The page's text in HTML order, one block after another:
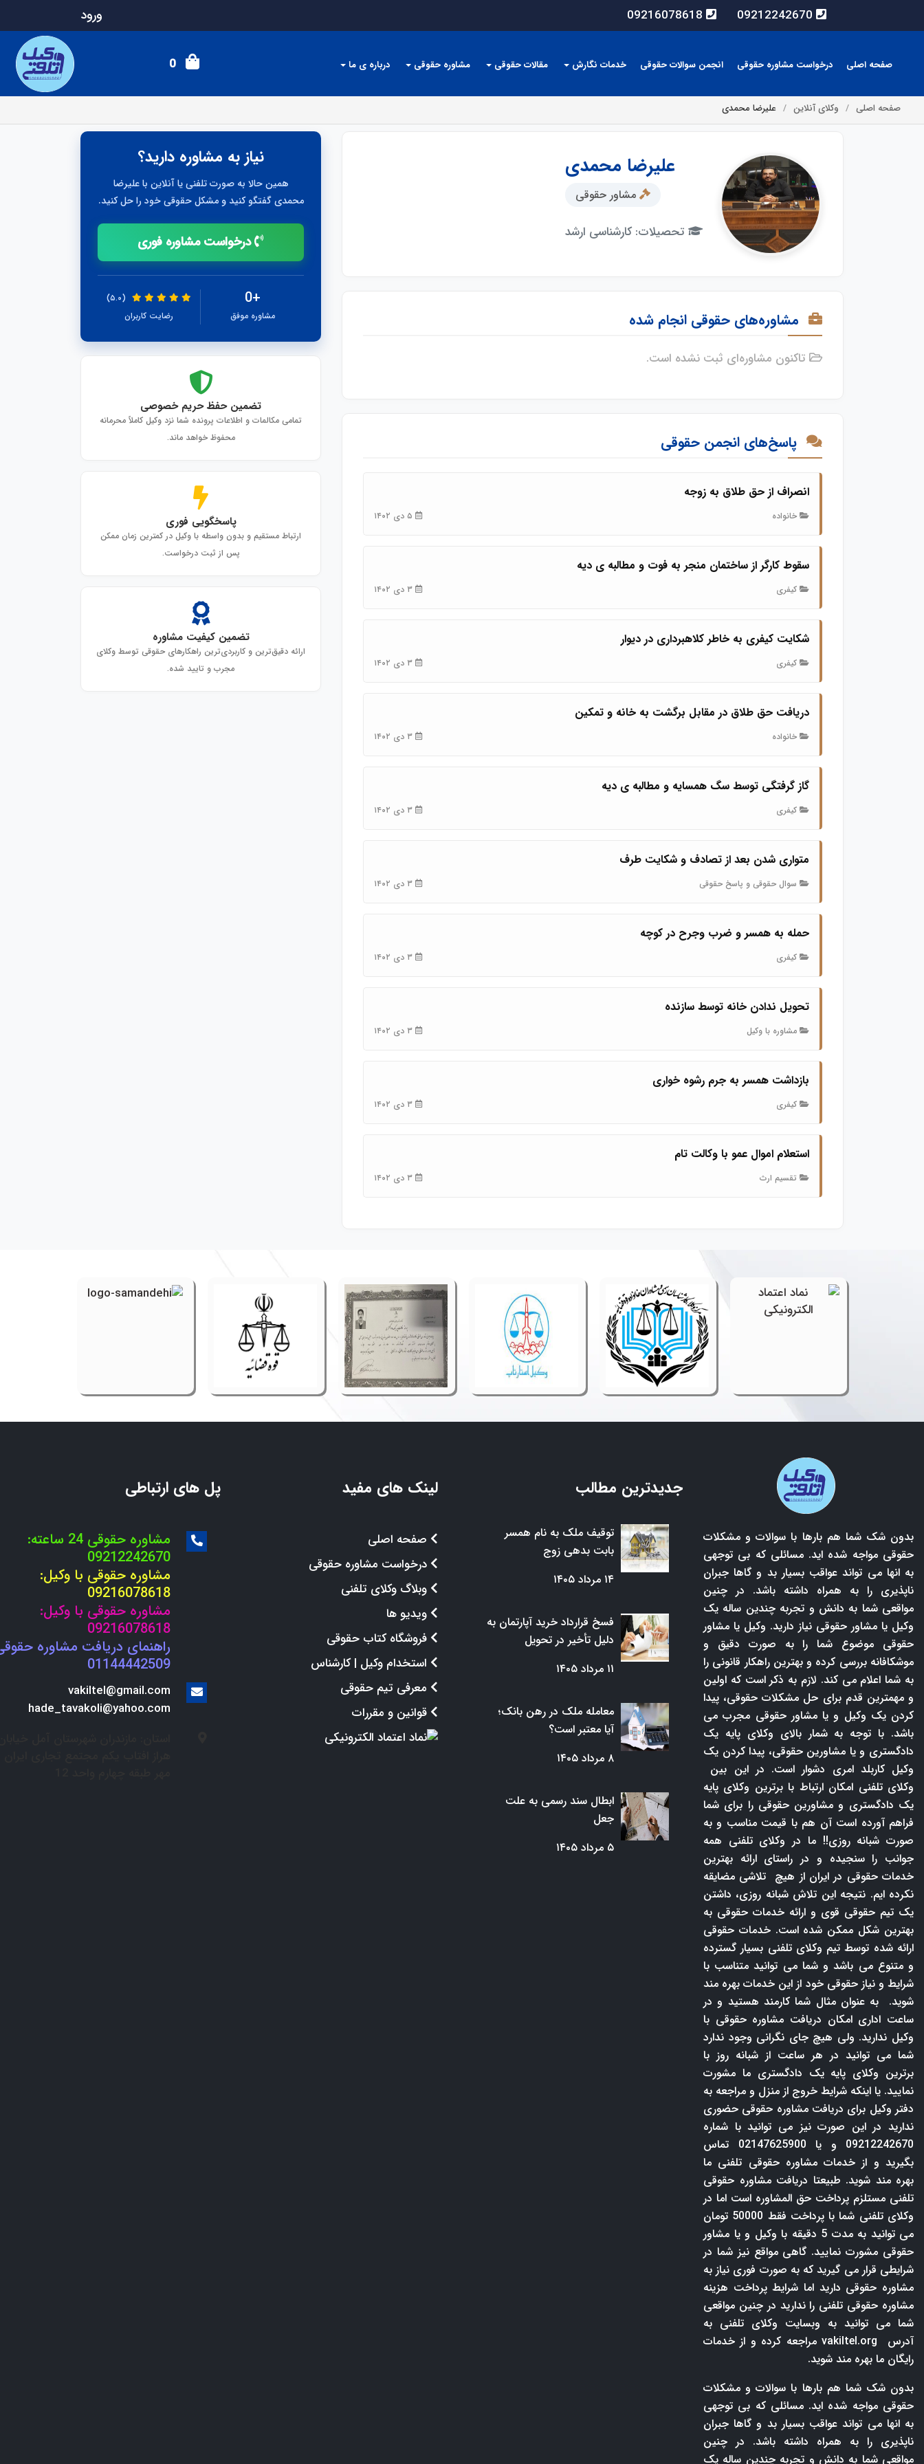
09212242670
09216078618 ورود
صفحه اصلی درخواست مشاوره حقوقی انجمن سوالات حقوقی خدمات نگارش مقالات حقوقی مشاوره حقوقی درباره ی ما 0
صفحه اصلی وکلای آنلاین علیرضا محمدی
علیرضا محمدی
مشاور حقوقی
تحصیلات: کارشناسی ارشد
مشاوره‌های حقوقی انجام شده
تاکنون مشاوره‌ای ثبت نشده است.
پاسخ‌های انجمن حقوقی
انصراف از حق طلاق به زوجه
خانواده
سقوط کارگر از ساختمان منجر به فوت و مطالبه ی دیه
کیفری
شکایت کیفری به خاطر کلاهبرداری در دیوار
کیفری
دریافت حق طلاق در مقابل برگشت به خانه و تمکین
خانواده
گاز گرفتگی توسط سگ همسایه و مطالبه ی دیه
کیفری
متواری شدن بعد از تصادف و شکایت طرف
سوال حقوقی و پاسخ حقوقی
حمله به همسر و ضرب وجرح در کوچه
کیفری
تحویل ندادن خانه توسط سازنده
مشاوره با وکیل
بازداشت همسر به جرم رشوه خواری
کیفری
استعلام اموال عمو با وکالت تام
تقسیم ارث
نیاز به مشاوره دارید؟
همین حالا به صورت تلفنی یا آنلاین با علیرضا
محمدی گفتگو کنید و مشکل حقوقی خود را حل کنید.
درخواست مشاوره فوری
+0
مشاوره موفق
(۵.۰)
رضایت کاربران
تضمین حفظ حریم خصوصی
تمامی مکالمات و اطلاعات پرونده شما نزد وکیل کاملاً محرمانه
محفوظ خواهد ماند.
پاسخگویی فوری
ارتباط مستقیم و بدون واسطه با وکیل در کمترین زمان ممکن
پس از ثبت درخواست.
تضمین کیفیت مشاوره
ارائه دقیق‌ترین و کاربردی‌ترین راهکارهای حقوقی توسط وکلای
مجرب و تایید شده.
بدون شک شما هم بارها با سوالات و مشکلات
حقوقی مواجه شده اید. مسائلی که بی توجهی
به انها می تواند عواقب بسیار بد و گاها جبران
ناپذیری را به همراه داشته باشد. در چنین
مواقعی شما به دانش و تجربه چندین ساله یک
وکیل یا مشاور حقوقی نیاز دارید. وکیل یا مشاور
حقوقی موضوع شما را به صورت دقیق و
موشکافانه بررسی کرده و بهترین راهکار قانونی را
به شما اعلام می کند. لازم به ذکر است که اولین
و مهمترین قدم برای حل مشکلات حقوقی، پیدا
کردن یک وکیل و یا مشاور حقوقی مجرب می
باشد. با توجه به شمار بالای وکلای پایه یک
دادگستری و یا مشاورین حقوقی، پیدا کردن یک
وکیل کاربلد امری دشوار است. در این بین
وکلای تلفنی امکان ارتباط با برترین وکلای پایه
یک دادگستری و مشاورین حقوقی را برای شما
فراهم آورده است آن هم با قیمت مناسب و به
صورت شبانه روزی!! ما در وکلای تلفنی همه
جوانب را سنجیده و در راستای ارائه بهترین
خدمات حقوقی در ایران از هیچ تلاشی مضایقه
نکرده ایم. نتیجه این تلاش شبانه روزی، داشتن
یک تیم حقوقی قوی و ارائه خدمات حقوقی به
بهترین شکل ممکن شده است. خدمات حقوقی
ارائه شده توسط تیم وکلای تلفنی بسیار گسترده
و متنوع می باشد و شما می توانید متناسب با
شرایط و نیاز حقوقی خود از این خدمات بهره مند
شوید. به عنوان مثال شما کارمند هستید و در
ساعت اداری امکان دریافت مشاوره حقوقی با
وکیل ندارید. ولی هیچ جای نگرانی وجود ندارد
شما می توانید در هر ساعت از شبانه روز با
برترین وکلای پایه یک دادگستری ما مشورت
نمایید. یا اینکه شرایط خروج از منزل و مراجعه به
دفتر وکیل برای دریافت مشاوره حقوقی حضوری
ندارید در این صورت نیز می توانید با شماره
09212242670 و یا 02147625900 تماس
بگیرید و از خدمات مشاوره حقوقی تلفنی ما
بهره مند شوید. طبیعتا دریافت مشاوره حقوقی
تلفنی مستلزم پرداخت حق المشاوره است اما در
وکلای تلفنی شما با پرداخت فقط 50000 تومان
می توانید به مدت 5 دقیقه با وکیل و یا مشاور
حقوقی مشورت نمایید. گاهی مواقع نیز شما در
شرایطی قرار می گیرید که به صورت فوری نیاز به
مشاوره حقوقی دارید اما شرایط پرداخت هزینه
مشاوره حقوقی تلفنی را ندارید در چنین مواقعی
شما می توانید به وبسایت وکلای تلفنی به
آدرس
vakiltel.orgمراجعه کرده و از خدمات
رایگان ما بهره مند شوید.
بدون شک شما هم بارها با سوالات و مشکلات
حقوقی مواجه شده اید. مسائلی که بی توجهی
به انها می تواند عواقب بسیار بد و گاها جبران
ناپذیری را به همراه داشته باشد. در چنین
مواقعی شما به دانش و تجربه چندین ساله یک
جدیدترین مطالب
توقیف ملک به نام همسر
بابت بدهی زوج
۱۴ مرداد ۱۴۰۵
فسخ قرارداد خرید آپارتمان به
دلیل تأخیر در تحویل
۱۱ مرداد ۱۴۰۵
معامله ملک در رهن بانک؛
آیا معتبر است؟
۸ مرداد ۱۴۰۵
ابطال سند رسمی به علت
جعل
۵ مرداد ۱۴۰۵
لینک های مفید
صفحه اصلی
درخواست مشاوره حقوقی
وبلاگ وکلای تلفنی
ویدیو ها
فروشگاه کتاب حقوقی
استخدام وکیل | کارشناس
معرفی تیم حقوقی
قوانین و مقررات
پل های ارتباطی
مشاوره حقوقی 24 ساعته:
09212242670
مشاوره حقوقی با وکیل:
09216078618
مشاوره حقوقی با وکیل:
09216078618
راهنمای دریافت مشاوره
01144442509
vakiltel@gmail.com
hade_tavakoli@yahoo.com